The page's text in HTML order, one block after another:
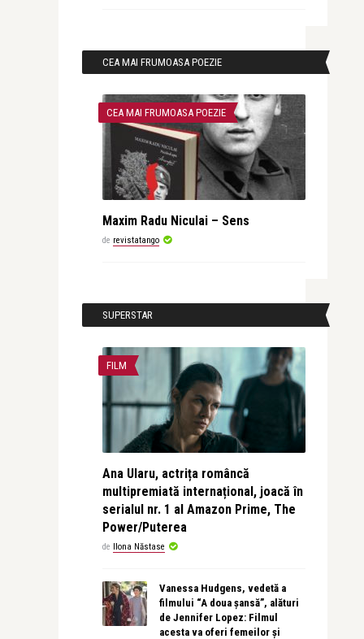
CEA MAI FRUMOASA POEZIE
CEA MAI FRUMOASA POEZIE
Maxim Radu Niculai – Sens
de revistatango
SUPERSTAR
FILM
Ana Ularu, actrița româncă
multipremiată internațional, joacă în
serialul nr. 1 al Amazon Prime, The
Power/Puterea
de Ilona Năstase
Vanessa Hudgens, vedetă a
filmului “A doua șansă”, alături
de Jennifer Lopez: Filmul
acesta va oferi femeilor și